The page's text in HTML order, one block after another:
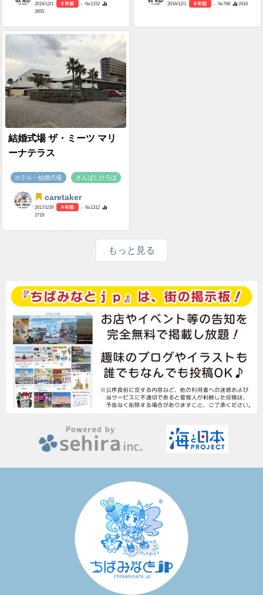
2016/12/1 9 年前
- №1152
2655
2016/12/1 9 年前 - №768 2416
結婚式場 ザ・ミーツ マリ
ーナテラス
ホテル・結婚式場 さんばしひろば
caretaker
2017/1/29 9 年前
- №1312
2719
もっと見る